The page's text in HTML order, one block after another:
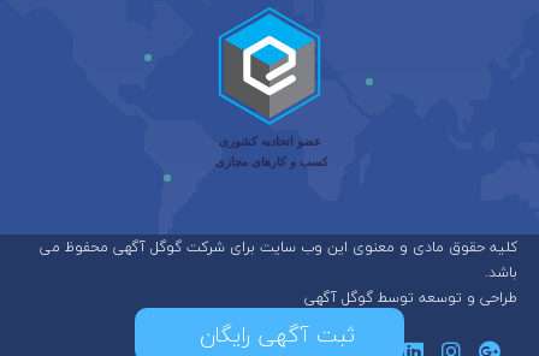
کلیه حقوق مادی و معنوی این وب سایت برای شرکت گوگل آگهی محفوظ می
باشد.
طراحی و توسعه توسط گوگل آگهی
ثبت آگهی رایگان